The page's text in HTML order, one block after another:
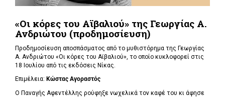
«Οι κόρες του Αϊβαλιού» της Γεωργίας Α.
Ανδριώτου (προδημοσίευση)
Προδημοσίευση αποσπάσματος από το μυθιστόρημα της Γεωργίας
Α. Ανδριώτου «Οι κόρες του Αϊβαλιού», το οποίο κυκλοφορεί στις
18 Ιουλίου από τις εκδόσεις Νίκας.
Επιμέλεια: Κώστας Αγοραστός
Ο Παναγής Αφεντέλλης ρούφηξε νωχελικά τον καφέ του κι άφησε